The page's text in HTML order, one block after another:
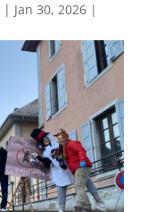
| Jan 30, 2026|